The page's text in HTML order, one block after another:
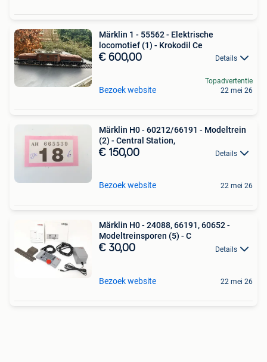
Märklin 1 - 55562 - Elektrische
locomotief (1) - Krokodil Ce
€ 600,00 Details
Bezoek website
Topadvertentie
22 mei 26
Märklin H0 - 60212/66191 - Modeltrein
(2) - Central Station,
€ 150,00 Details
Bezoek website 22 mei 26
Märklin H0 - 24088, 66191, 60652 -
Modeltreinsporen (5) - C
€ 30,00 Details
Bezoek website 22 mei 26